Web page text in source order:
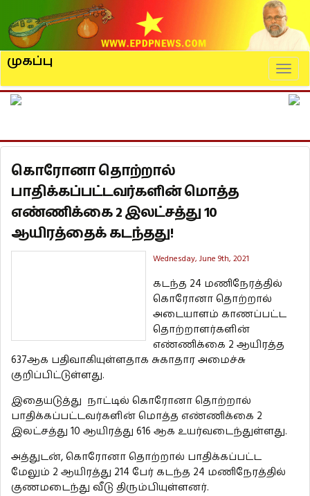
முகப்பு
கொரோனா தொற்றால்
பாதிக்கப்பட்டவர்களின் மொத்த
எண்ணிக்கை 2 இலட்சத்து 10
ஆயிரத்தைக் கடந்தது!
Wednesday, June 9th, 2021
கடந்த 24 மணிநேரத்தில்
கொரோனா தொற்றால்
அடையாளம் காணப்பட்ட
தொற்றாளர்களின்
எண்ணிக்கை 2 ஆயிரத்த
637ஆக பதிவாகியுள்ளதாக சுகாதார அமைச்சு
குறிப்பிட்டுள்ளது.
இதையடுத்து நாட்டில் கொரோனா தொற்றால்
பாதிக்கப்பட்டவர்களின் மொத்த எண்ணிக்கை 2
இலட்சத்து 10 ஆயிரத்து 616 ஆக உயர்வடைந்துள்ளது.
அத்துடன், கொரோனா தொற்றால் பாதிக்கப்பட்ட
மேலும் 2 ஆயிரத்து 214 பேர் கடந்த 24 மணிநேரத்தில்
குணமடைந்து வீடு திரும்பியுள்ளனர்.